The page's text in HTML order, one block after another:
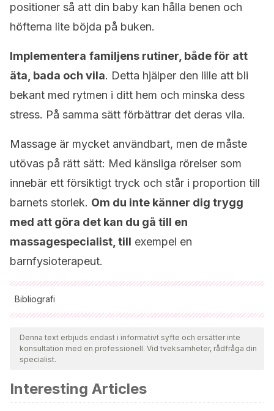
positioner så att din baby kan hålla benen och
höfterna lite böjda på buken.
Implementera familjens rutiner, både för att
äta, bada och vila. Detta hjälper den lille att bli
bekant med rytmen i ditt hem och minska dess
stress. På samma sätt förbättrar det deras vila.
Massage är mycket användbart, men de måste
utövas på rätt sätt: Med känsliga rörelser som
innebär ett försiktigt tryck och står i proportion till
barnets storlek. Om du inte känner dig trygg
med att göra det kan du gå till en
massagespecialist, till exempel en
barnfysioterapeut.
Bibliografi
Samtliga citerade källor har granskats noggrant av vårt team
för att säkerställa deras kvalitet, tillförlitlighet, aktualitet och
giltighet. Bibliografin för denna artikel ansågs vara tillförlitlig
Sommermeyer H, Krauss H, Chęcińska-Maciejewska Z,
Pszczola M, Piątek J. Infantile Colic-The Perspective of
Denna text erbjuds endast i informativt syfte och ersätter inte
konsultation med en professionell. Vid tveksamheter, rådfråga din
specialist.
Interesting Articles